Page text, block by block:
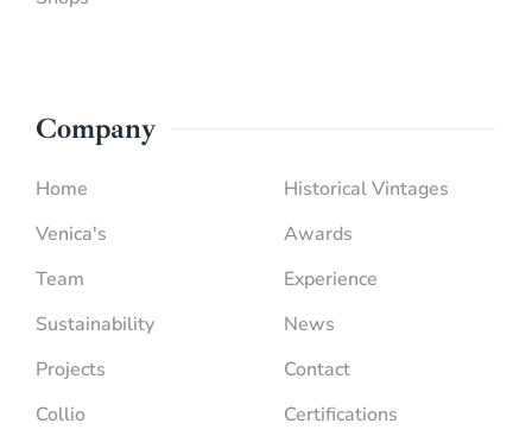
Company
Home
Venica's
Team
Sustainability
Projects
Collio
Historical Vintages
Awards
Experience
News
Contact
Certifications